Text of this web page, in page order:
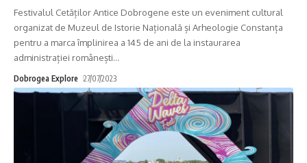
Festivalul Cetăților Antice Dobrogene este un eveniment cultural
organizat de Muzeul de Istorie Națională și Arheologie Constanța
pentru a marca împlinirea a 145 de ani de la instaurarea
administrației românești…
Dobrogea Explore 27/07/2023